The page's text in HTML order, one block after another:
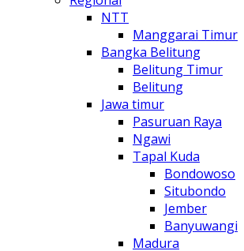
NTT
Manggarai Timur
Bangka Belitung
Belitung Timur
Belitung
Jawa timur
Pasuruan Raya
Ngawi
Tapal Kuda
Bondowoso
Situbondo
Jember
Banyuwangi
Madura